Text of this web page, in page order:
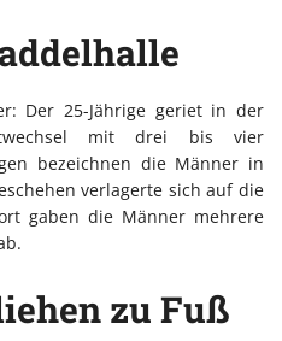
Der 25-Jährige geriet in der
mit drei bis vier
bezeichnen die Männer in
verlagerte sich auf die
gaben die Männer mehrere
zu Fuß